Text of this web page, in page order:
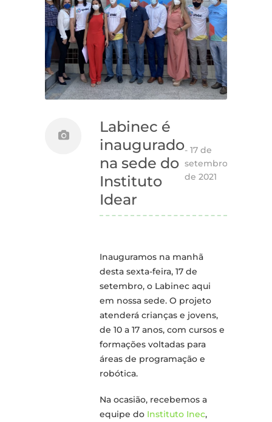
Labinec é
inaugurado
na sede do
Instituto
Idear
- 17 de
setembro
de 2021
Inauguramos na manhã
desta sexta-feira, 17 de
setembro, o Labinec aqui
em nossa sede. O projeto
atenderá crianças e jovens,
de 10 a 17 anos, com cursos e
formações voltadas para
áreas de programação e
robótica.
Na ocasião, recebemos a
equipe do Instituto Inec,